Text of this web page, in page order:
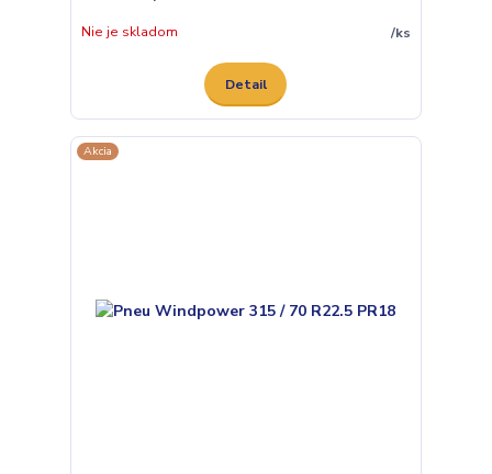
/ks
Nie je skladom
Detail
Akcia